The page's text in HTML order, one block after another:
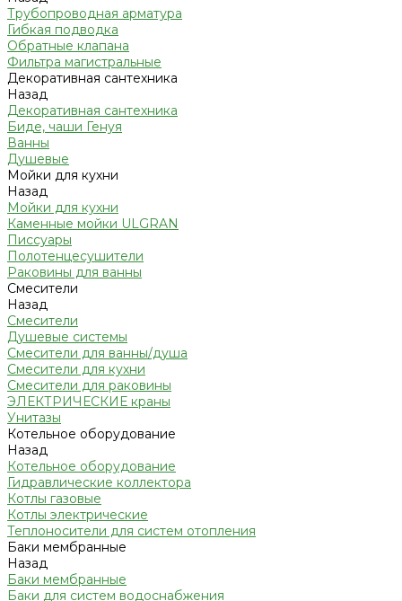
Трубопроводная арматура
Гибкая подводка
Обратные клапана
Фильтра магистральные
Декоративная сантехника
Назад
Декоративная сантехника
Биде, чаши Генуя
Ванны
Душевые
Мойки для кухни
Назад
Мойки для кухни
Каменные мойки ULGRAN
Писсуары
Полотенцесушители
Раковины для ванны
Смесители
Назад
Смесители
Душевые системы
Смесители для ванны/душа
Смесители для кухни
Смесители для раковины
ЭЛЕКТРИЧЕСКИЕ краны
Унитазы
Котельное оборудование
Назад
Котельное оборудование
Гидравлические коллектора
Котлы газовые
Котлы электрические
Теплоносители для систем отопления
Баки мембранные
Назад
Баки мембранные
Баки для систем водоснабжения